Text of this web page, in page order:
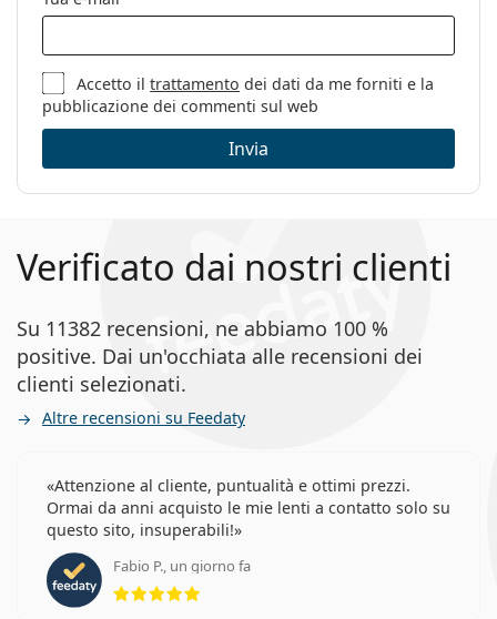
Accetto iltrattamento dei dati da me forniti e la
pubblicazione dei commenti sul web
Invia
Verificato dai nostri clienti
Su 11382 recensioni, ne abbiamo 100 %
positive. Dai un'occhiata alle recensioni dei
clienti selezionati.
Altre recensioni su Feedaty
Attenzione al cliente, puntualità e ottimi prezzi.
Ormai da anni acquisto le mie lenti a contatto solo su
questo sito, insuperabili!
Fabio P., un giorno fa